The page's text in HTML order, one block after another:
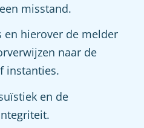
misstand.
en hierover de melder
naar de
instanties.
en de